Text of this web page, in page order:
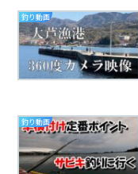
釣り動画
釣り動画